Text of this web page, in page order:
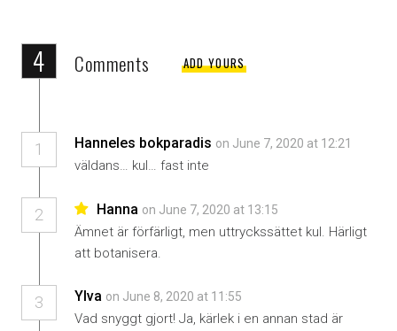
4 Comments ADD YOURS
1 Hanneles bokparadis on June 7, 2020 at 12:21
väldans… kul… fast inte
2 Hanna on June 7, 2020 at 13:15
Ämnet är förfärligt, men uttryckssättet kul. Härligt
att botanisera.
3 Ylva on June 8, 2020 at 11:55
Vad snyggt gjort! Ja, kärlek i en annan stad är